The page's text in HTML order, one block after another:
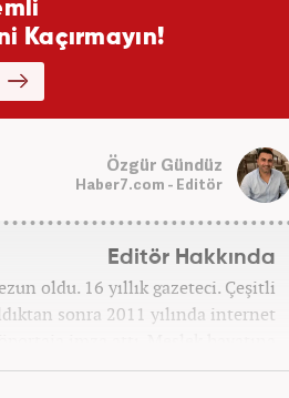
Özgür Gündüz
Haber7.com - Editör
Editör Hakkında
oldu. 16 yıllık gazeteci. Çeşitli
sonra 2011 yılında internet
imza attı. Meslek hayatına
editörü olarak devam etmektedir.